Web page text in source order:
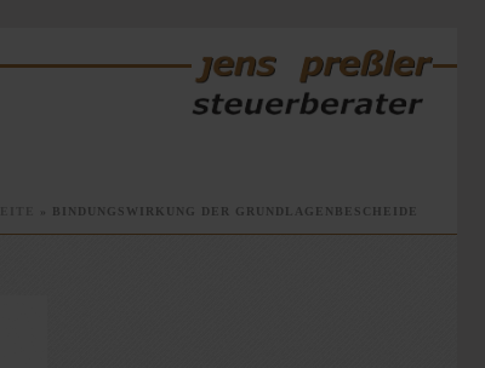
» BINDUNGSWIRKUNG DER GRUNDLAGENBESCHEIDE